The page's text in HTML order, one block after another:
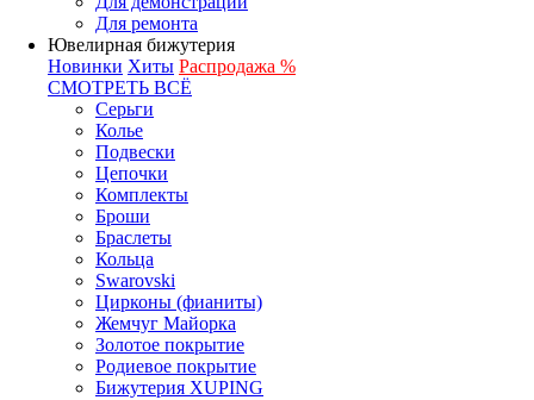
Для ремонта
Ювелирная бижутерия
Новинки Хиты Распродажа %
СМОТРЕТЬ ВСЁ
Серьги
Колье
Подвески
Цепочки
Комплекты
Броши
Браслеты
Кольца
Swarovski
Цирконы (фианиты)
Жемчуг Майорка
Золотое покрытие
Родиевое покрытие
Бижутерия XUPING